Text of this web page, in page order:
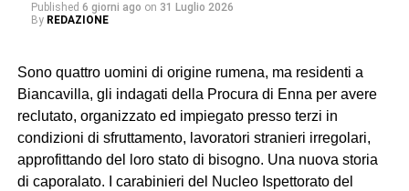
Published 6 giorni ago on 31 Luglio 2026
By REDAZIONE
Sono quattro uomini di origine rumena, ma residenti a
Biancavilla, gli indagati della Procura di Enna per avere
reclutato, organizzato ed impiegato presso terzi in
condizioni di sfruttamento, lavoratori stranieri irregolari,
approfittando del loro stato di bisogno. Una nuova storia
di caporalato. I carabinieri del Nucleo Ispettorato del